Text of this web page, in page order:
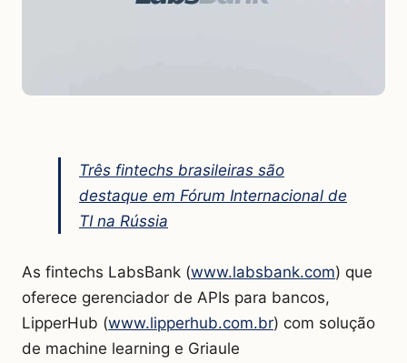
Três fintechs brasileiras são
destaque em Fórum Internacional de
TI na Rússia
As fintechs LabsBank (www.labsbank.com) que
oferece gerenciador de APIs para bancos,
LipperHub (www.lipperhub.com.br) com solução
de machine learning e Griaule